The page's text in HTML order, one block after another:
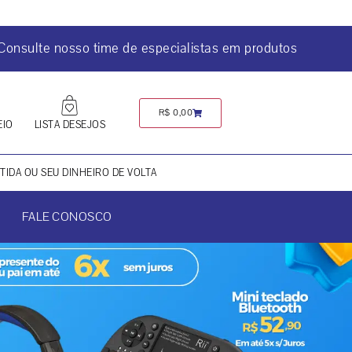
nosso time de especialistas em produtos
LISTA DESEJOS
R$ 0,00
OU SEU DINHEIRO DE VOLTA
FALE CONOSCO